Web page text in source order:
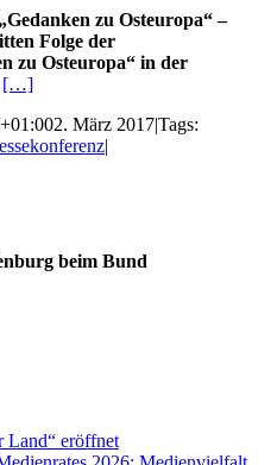
zu Osteuropa“ –
Folge der
zu Osteuropa“ in der
[…]
2. März 2017|Tags:
|
beim Bund
Land“ eröffnet